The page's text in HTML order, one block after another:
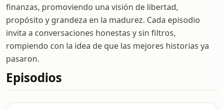
finanzas, promoviendo una visión de libertad,
propósito y grandeza en la madurez. Cada episodio
invita a conversaciones honestas y sin filtros,
rompiendo con la idea de que las mejores historias ya
pasaron.
Episodios